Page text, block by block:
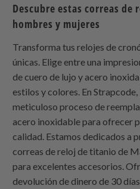
Descubre estas correas de
hombres y mujeres
Transforma tus relojes de
únicas. Elige entre una
de cuero de lujo y acero
estilos y colores. En Strapcode
meticuloso proceso de
acero inoxidable para ofrecer
calidad. Estamos dedicados a
correas de reloj de titanio de
para excelentes accesorios.
devolución de dinero de 30